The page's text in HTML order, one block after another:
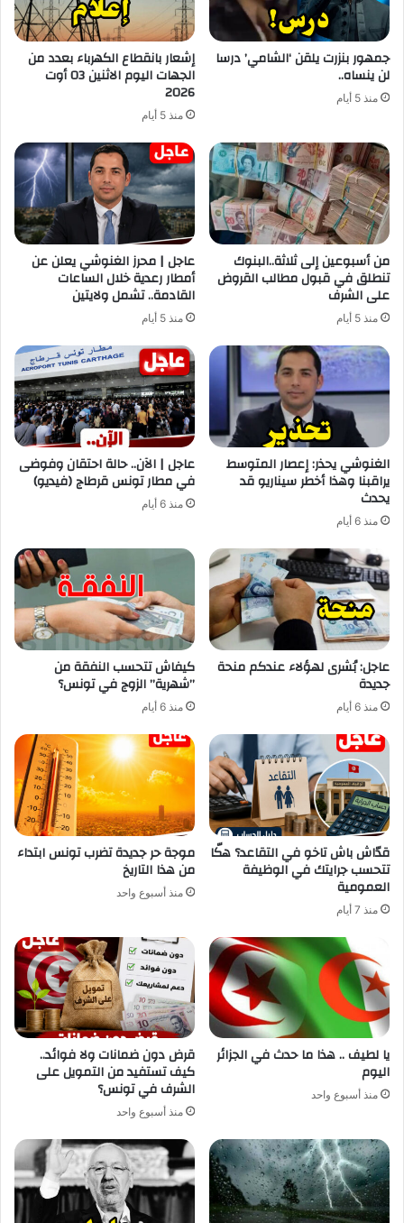
جمهور بنزرت يلقن ‘الشامي’ درسا
لن ينساه..
منذ 5 أيام
إشعار بانقطاع الكهرباء بعدد من
الجهات اليوم الاثنين 03 أوت
2026
منذ 5 أيام
من أسبوعين إلى ثلاثة..البنوك
تنطلق في قبول مطالب القروض
على الشرف
منذ 5 أيام
عاجل | محرز الغنوشي يعلن عن
أمطار رعدية خلال الساعات
القادمة.. تشمل ولايتين
منذ 5 أيام
الغنوشي يحذر: إعصار المتوسط
يراقبنا وهذا أخطر سيناريو قد
يحدث
منذ 6 أيام
عاجل | الآن.. حالة احتقان وفوضى
في مطار تونس قرطاج (فيديو)
منذ 6 أيام
عاجل: بُشرى لهؤلاء عندكم منحة
جديدة
منذ 6 أيام
كيفاش تتحسب النفقة من
”شهرية” الزوج في تونس؟
منذ 6 أيام
قدّاش باش تاخو في التقاعد؟ هكّا
تتحسب جرايتك في الوظيفة
العمومية
منذ 7 أيام
موجة حر جديدة تضرب تونس ابتداء
من هذا التاريخ
منذ أسبوع واحد
يا لطيف .. هذا ما حدث في الجزائر
اليوم
منذ أسبوع واحد
قرض دون ضمانات ولا فوائد..
كيف تستفيد من التمويل على
الشرف في تونس؟
منذ أسبوع واحد